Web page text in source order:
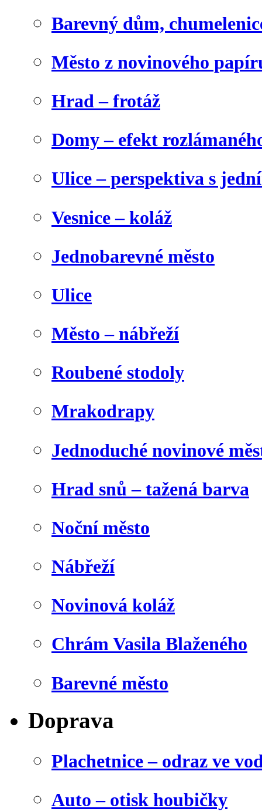
Barevný dům,
Město z novinového
Hrad – frotáž
Domy – efekt
Ulice – perspektiva s
Vesnice – koláž
Jednobarevné město
Ulice
Město – nábřeží
Roubené stodoly
Mrakodrapy
Jednoduché novinové
Hrad snů – tažená barva
Noční město
Nábřeží
Novinová koláž
Chrám Vasila Blaženého
Barevné město
Doprava
Plachetnice – odraz ve
Auto – otisk houbičky